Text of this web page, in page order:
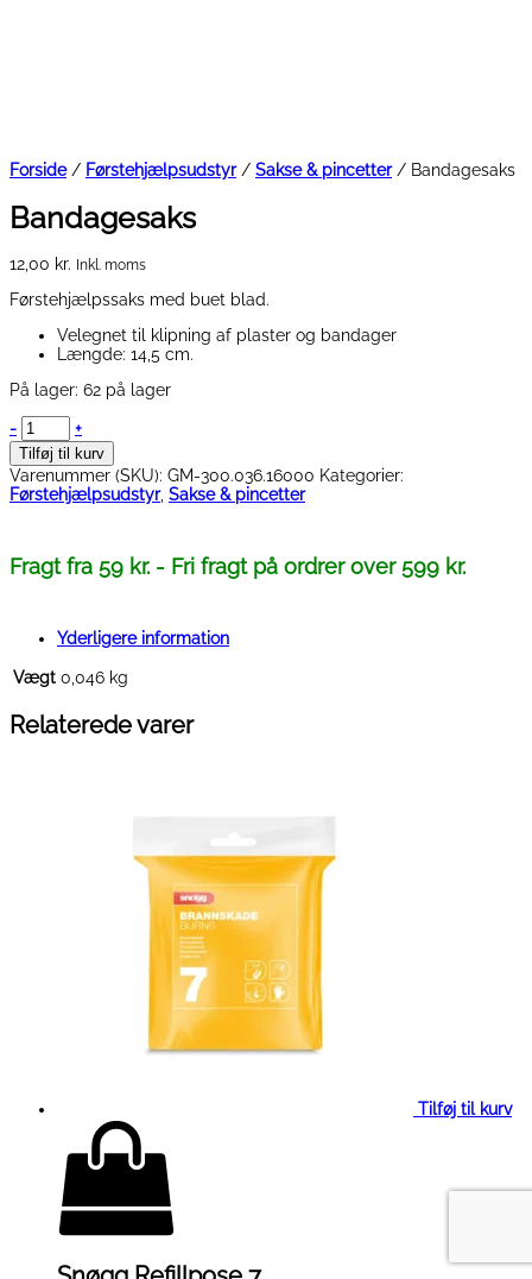
Forside/ Førstehjælpsudstyr/ Sakse & pincetter/ Bandagesaks
Bandagesaks
12,00 kr. Inkl. moms
Førstehjælpssaks med buet blad.
Velegnet til klipning af plaster og bandager
Længde: 14,5 cm.
På lager: 62 på lager
- Bandagesaks
antal
+
Tilføj til kurv
Varenummer (SKU): GM-300.036.16000 Kategorier:
Førstehjælpsudstyr, Sakse & pincetter
Fragt fra 59 kr. - Fri fragt på ordrer over 599 kr.
Yderligere information
Vægt 0,046 kg
Relaterede varer
Tilføj til kurv